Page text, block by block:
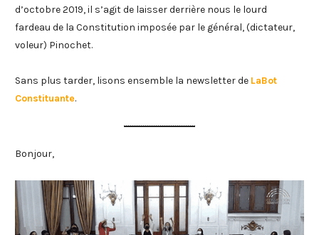
d’octobre 2019, il s’agit de laisser derrière nous le lourd
fardeau de la Constitution imposée par le général, (dictateur,
voleur) Pinochet.
Sans plus tarder, lisons ensemble la newsletter de LaBot
Constituante.
Bonjour,